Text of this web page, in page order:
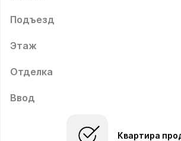
Подъезд
Этаж
Отделка
Ввод
Квартира